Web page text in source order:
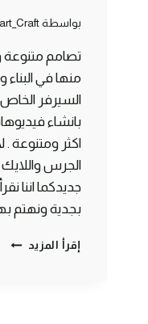
بواسطة
تصامم متنوعة
منها في
السيرفر
بانشاء
اكثر ومتنوعة .
الجرس
جديدكما اننا
بجدية ونهتم
إقرأ المزيد 10